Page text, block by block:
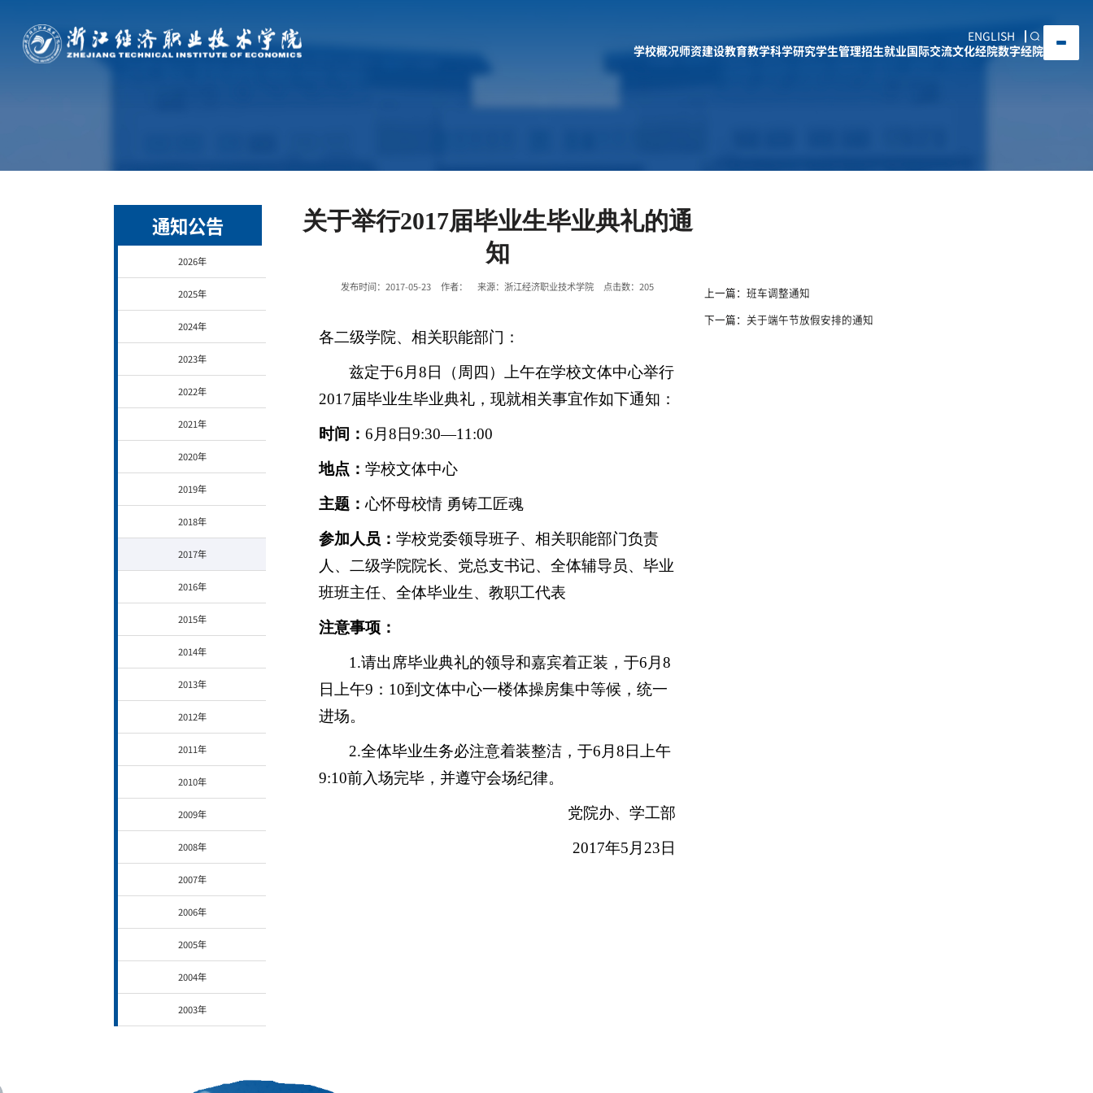
ENGLISH
学校概况师资建设教育教学科学研究学生管理招生就业国际交流文化经院数字经院
通知公告
2026年
2025年
2024年
2023年
2022年
2021年
2020年
2019年
2018年
2017年
2016年
2015年
2014年
2013年
2012年
2011年
2010年
2009年
2008年
2007年
2006年
2005年
2004年
2003年
关于举行2017届毕业生毕业典礼的通
知
发布时间：2017-05-23 作者： 来源：浙江经济职业技术学院 点击数： 205
各二级学院、相关职能部门：
兹定于6月8日（周四）上午在学校文体中心举行
2017届毕业生毕业典礼，现就相关事宜作如下通知：
时间： 6月8日9:30—11 :00
地点： 学校文体中心
主题：心怀母校情 勇铸工匠魂
参加人员： 学校党委领导班子、相关职能部门负责
人、二级学院院长、党总支书记、全体辅导员、毕业
班班主任、全体毕业生、教职工代表
注意事项：
1 .请出席毕业典礼的领导和嘉宾着正装，于6月8
日上午9：10到文体中心一楼体操房集中等候， 统一
进场。
2.全体毕业生务必注意着装整洁，于6月8日上午
9:10前入场完毕，并遵守会场纪律。
党院办、学工部
2017年5月23日
上一篇： 班车调整通知
下一篇： 关于端午节放假安排的通知